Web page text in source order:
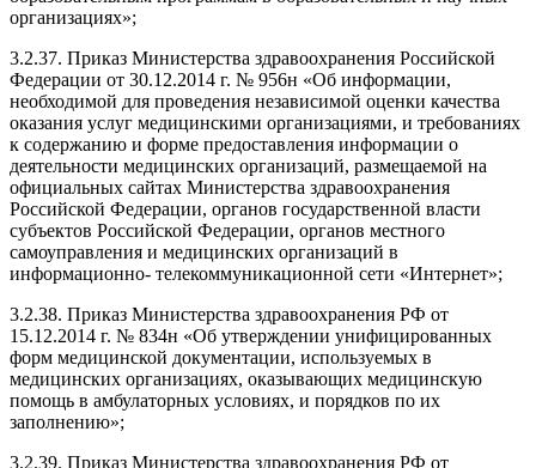
организациях»;
3.2.37. Приказ Министерства здравоохранения Российской
Федерации от 30.12.2014 г. № 956н «Об информации,
необходимой для проведения независимой оценки качества
оказания услуг медицинскими организациями, и требованиях
к содержанию и форме предоставления информации о
деятельности медицинских организаций, размещаемой на
официальных сайтах Министерства здравоохранения
Российской Федерации, органов государственной власти
субъектов Российской Федерации, органов местного
самоуправления и медицинских организаций в
информационно- телекоммуникационной сети «Интернет»;
3.2.38. Приказ Министерства здравоохранения РФ от
15.12.2014 г. № 834н «Об утверждении унифицированных
форм медицинской документации, используемых в
медицинских организациях, оказывающих медицинскую
помощь в амбулаторных условиях, и порядков по их
заполнению»;
3.2.39. Приказ Министерства здравоохранения РФ от